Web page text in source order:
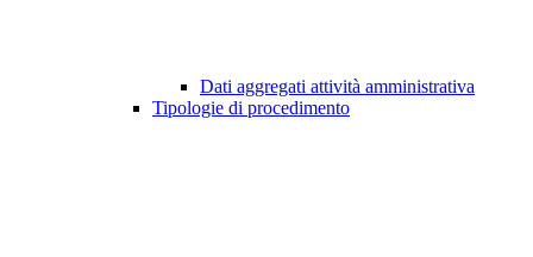
Dati aggregati attività amministrativa
Tipologie di procedimento